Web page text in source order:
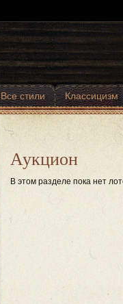
Все стили
Классицизм
Аукцион
В этом разделе пока нет